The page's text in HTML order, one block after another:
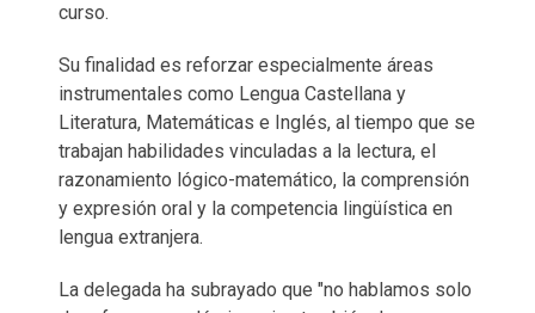
curso.
Su finalidad es reforzar especialmente áreas
instrumentales como Lengua Castellana y
Literatura, Matemáticas e Inglés, al tiempo que se
trabajan habilidades vinculadas a la lectura, el
razonamiento lógico-matemático, la comprensión
y expresión oral y la competencia lingüística en
lengua extranjera.
La delegada ha subrayado que "no hablamos solo